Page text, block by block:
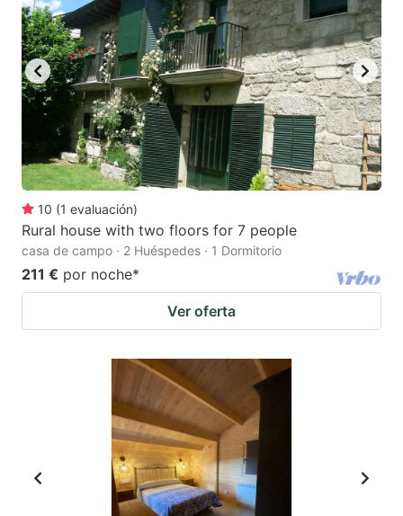
10 (1 evaluación)
Rural house with two floors for 7 people
casa de campo · 2 Huéspedes · 1 Dormitorio
211 € por noche*
Ver oferta